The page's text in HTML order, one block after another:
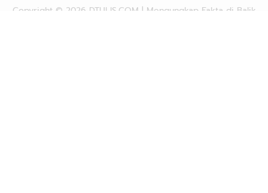
Copyright © 2026 DTULIS.COM | Mengungkap Fakta di Balik